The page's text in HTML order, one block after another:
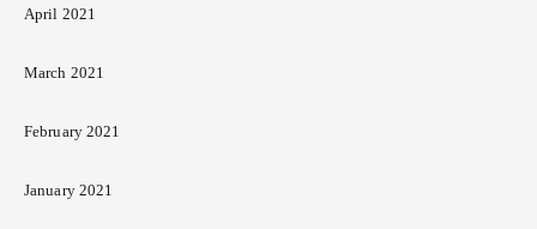
April 2021
March 2021
February 2021
January 2021